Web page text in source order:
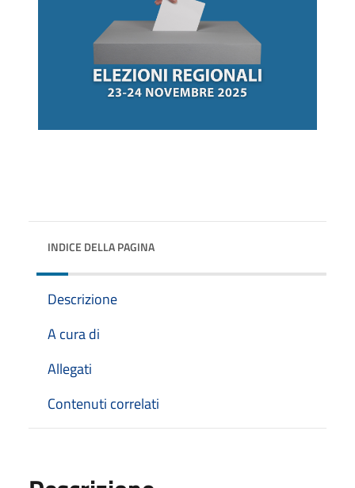
INDICE DELLA PAGINA
Descrizione
A cura di
Allegati
Contenuti correlati